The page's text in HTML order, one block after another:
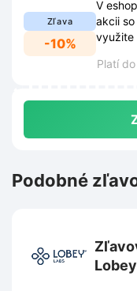
Zľava
-10%
V
akcii
využite
Platí
Podobné